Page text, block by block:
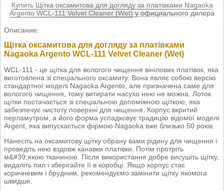
Купить Щітка оксамитова для догляду за платівками Nagaoka
Argento WCL-111 Velvet Cleaner (Wet) у официального дилера
Описание:
Щітка оксамитова для догляду за платівками
Nagaoka Argento WCL-111 Velvet Cleaner (Wet)
WCL-111 - це щітка для вологого чищення вінілових платівок, яка
виготовлена зі спеціального оксамиту. Вона являє собою версію
стандартної моделі Nagaoka Argento, але призначена саме для
вологого чищення, тому витирати насухо нею не можна. Лоток
щітки постачається зі спеціальною допоміжною щіткою, яка
забезпечує чистоту поверхні для чищення. Корпус вкритий
перламутром, а його форма успадковує традицію відомої моделі
Argent, яка випускається фірмою Nagaoka вже близько 50 років.
Нанесіть на оксамитову щітку обрану вами рідину для чищення і
проведіть нею вздовж канавки платівки. Потім протріть
м&#39;якою тканиною. Після використання добре висушіть щітку,
видаліть пил і зберігайте її в коробці. Якщо корпус стає
коричневим і брудним, рекомендуємо замінити щітку якомога
швидше.